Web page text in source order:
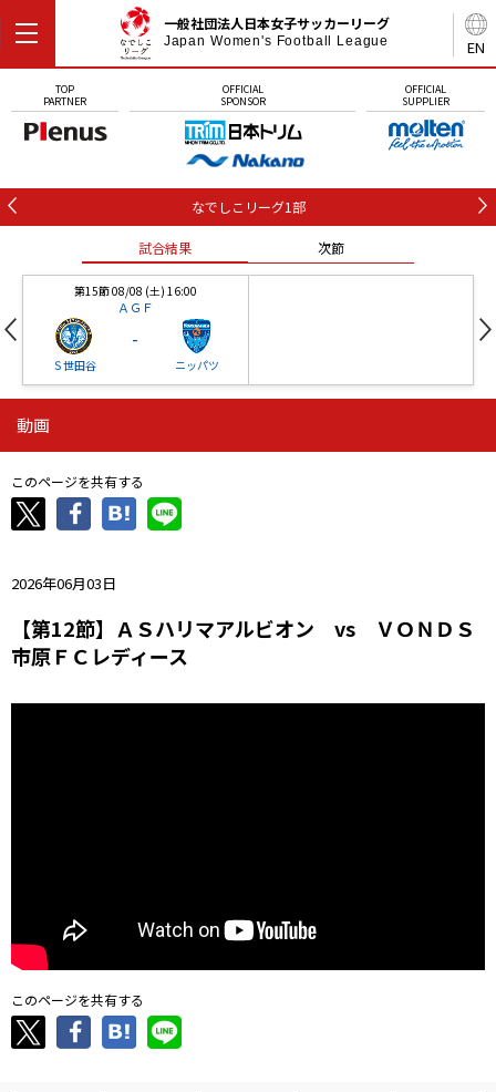
EN
一般社団法人日本女子サッカーリーグ
Japan Women's Football League
TOP
PARTNER
OFFICIAL
SPONSOR
OFFICIAL
SUPPLIER
なでしこリーグ1部
試合結果 次節
第15節 08/08 (土) 16:00
ＡＧＦ
Ｓ世田谷
-
ニッパツ
ニッパツ
ニッパツ
-
石人の星
動画
このページを共有する
2026年06月03日
【第12節】ＡＳハリマアルビオン vs ＶＯＮＤＳ
市原ＦＣレディース
このページを共有する